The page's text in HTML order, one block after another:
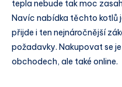
tepla nebude tak moc
Navíc nabídka těchto kotlů
přijde i ten nejnáročnější
požadavky. Nakupovat se
obchodech, ale také online.